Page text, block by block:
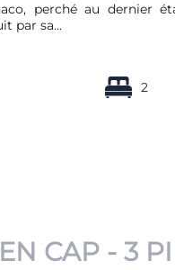
perché au dernier
par sa...
2
CAP - 3